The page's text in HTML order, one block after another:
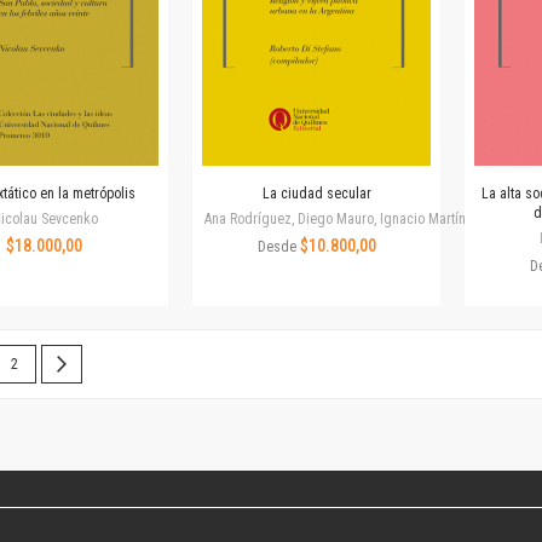
Colecciones
Publicaciones periódicas
en la metrópolis
Sevcenko
$18.000,00
La ciudad secular
Ana Rodríguez, Diego Mauro, Ignacio Martínez, José
Desde $10.800,00
La alta
la página
Página
2